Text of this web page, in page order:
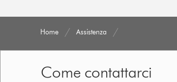
Home Assistenza
Come contattarci